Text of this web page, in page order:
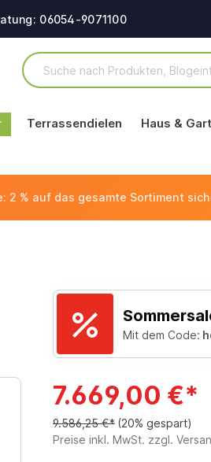
06054-9071100
Terrassendielen Haus &
2 % auf das gesamte Sortiment
Mit dem Code:
7.669,00 €*
9.586,25 €* (20% gespart)
Preise inkl. MwSt. zzgl.